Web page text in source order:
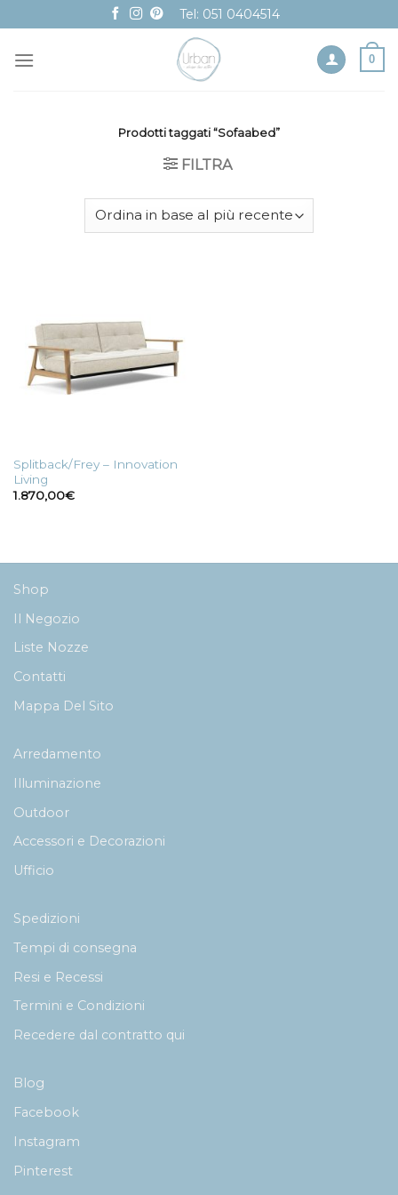
to
content
Tel: 051 0404514
0
Prodotti taggati “Sofaabed”
FILTRA
Splitback/Frey – Innovation
Living
1.870,00€
Shop
Il Negozio
Liste Nozze
Contatti
Mappa Del Sito
Arredamento
Illuminazione
Outdoor
Accessori e Decorazioni
Ufficio
Spedizioni
Tempi di consegna
Resi e Recessi
Termini e Condizioni
Recedere dal contratto qui
Blog
Facebook
Instagram
Pinterest